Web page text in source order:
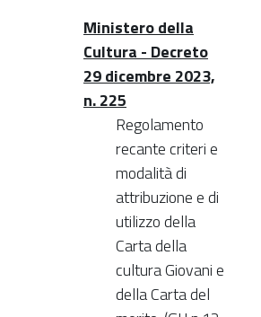
Ministero della
Cultura - Decreto
29 dicembre 2023,
n. 225
Regolamento
recante criteri e
modalità di
attribuzione e di
utilizzo della
Carta della
cultura Giovani e
della Carta del